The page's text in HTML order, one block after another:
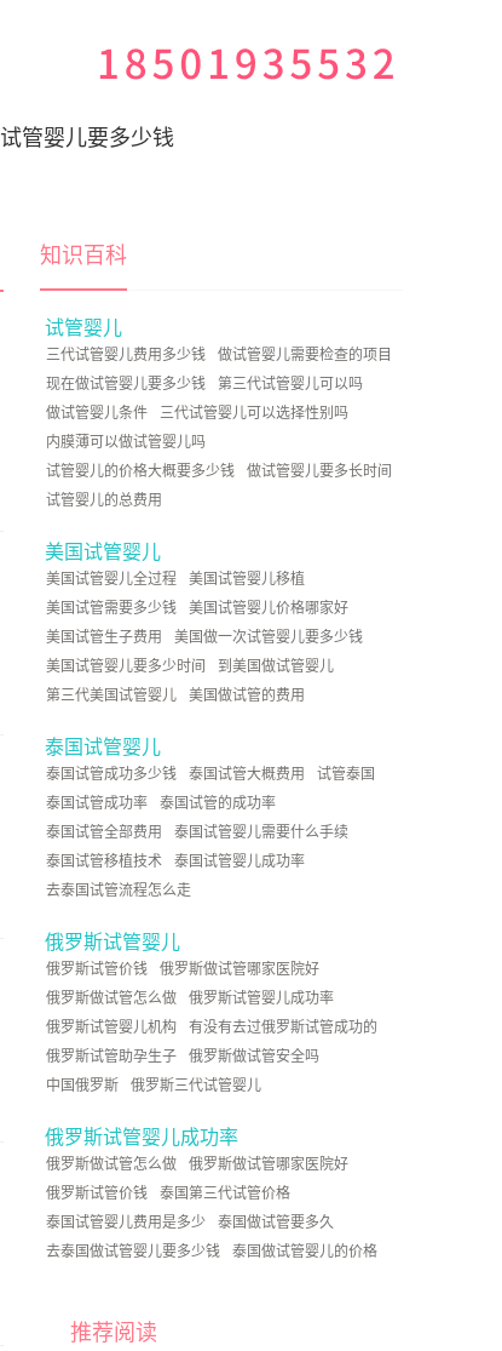
试管婴儿要多少钱
知识百科
试管婴儿
三代试管婴儿费用多少钱
做试管婴儿需要检查的项目
现在做试管婴儿要多少钱
第三代试管婴儿可以吗
做试管婴儿条件
三代试管婴儿可以选择性别吗
内膜薄可以做试管婴儿吗
试管婴儿的价格大概要多少钱
做试管婴儿要多长时间
试管婴儿的总费用
美国试管婴儿
美国试管婴儿全过程
美国试管婴儿移植
美国试管需要多少钱
美国试管婴儿价格哪家好
美国试管生子费用
美国做一次试管婴儿要多少钱
美国试管婴儿要多少时间
到美国做试管婴儿
第三代美国试管婴儿
美国做试管的费用
泰国试管婴儿
泰国试管成功多少钱 泰国试管大概费用
试管泰国
泰国试管成功率
泰国试管的成功率
泰国试管全部费用
泰国试管婴儿需要什么手续
泰国试管移植技术
泰国试管婴儿成功率
去泰国试管流程怎么走
俄罗斯试管婴儿
俄罗斯试管价钱
俄罗斯做试管哪家医院好
俄罗斯做试管怎么做
俄罗斯试管婴儿成功率
俄罗斯试管婴儿机构
有没有去过俄罗斯试管成功的
俄罗斯试管助孕生子
俄罗斯做试管安全吗
中国俄罗斯
俄罗斯三代试管婴儿
俄罗斯试管婴儿成功率
俄罗斯做试管怎么做
俄罗斯做试管哪家医院好
俄罗斯试管价钱
泰国第三代试管价格
泰国试管婴儿费用是多少
泰国做试管要多久
去泰国做试管婴儿要多少钱
泰国做试管婴儿的价格
推荐阅读